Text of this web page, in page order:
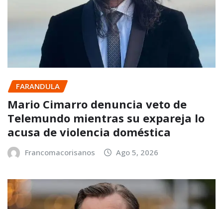
FARANDULA
Mario Cimarro denuncia veto de
Telemundo mientras su expareja lo
acusa de violencia doméstica
Francomacorisanos Ago 5, 2026